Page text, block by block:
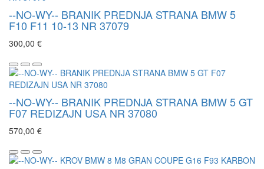
--NO-WY-- BRANIK PREDNJA STRANA BMW 5
F10 F11 10-13 NR 37079
300,00 €
--NO-WY-- BRANIK PREDNJA STRANA BMW 5 GT
F07 REDIZAJN USA NR 37080
570,00 €